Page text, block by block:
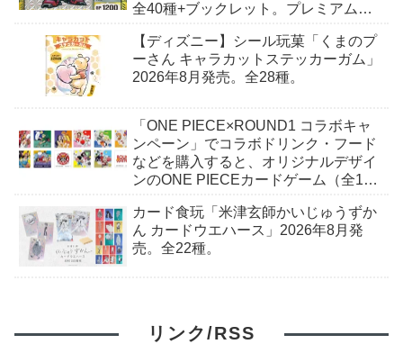
全40種+ブックレット。プレミアムバ
【ディズニー】シール玩菓「くまのプ
ーさん キャラカットステッカーガム」
2026年8月発売。全28種。
「ONE PIECE×ROUND1 コラボキャ
ンペーン」でコラボドリンク・フード
などを購入すると、オリジナルデザイ
ンのONE PIECEカードゲーム（全10
る。2026年7月18日（土）〜。
カード食玩「米津玄師かいじゅうずか
ん カードウエハース」2026年8月発
売。全22種。
リンク/RSS